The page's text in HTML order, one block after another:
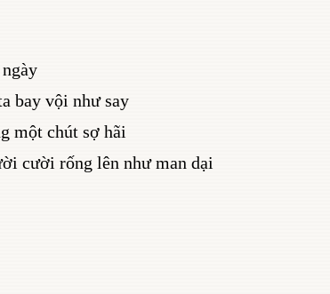
bay vội như say
một chút sợ hãi
cười rống lên như man dại